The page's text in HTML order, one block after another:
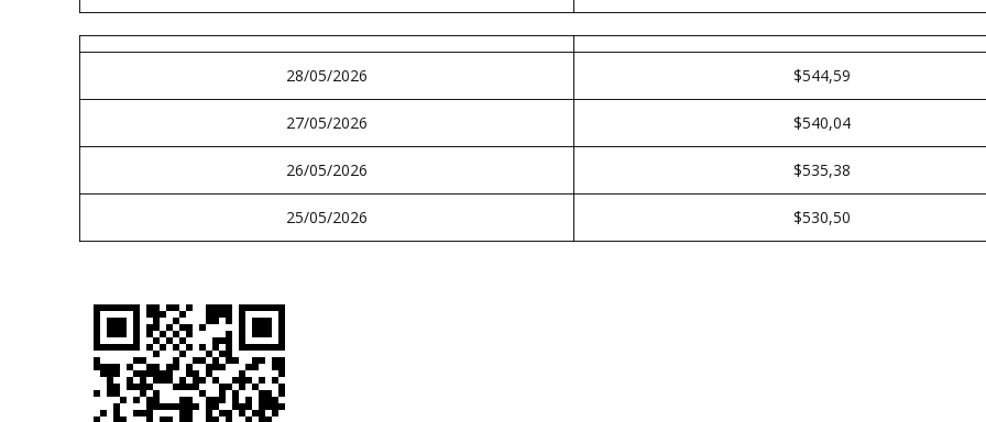
28/05/2026 $544,59
27/05/2026 $540,04
26/05/2026 $535,38
25/05/2026 $530,50